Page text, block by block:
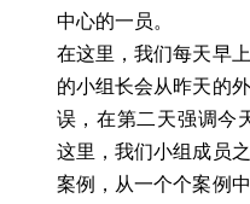
中心的一员。
在这里，我们每天早
的小组长会从昨天的
误，在第二天强调今
这里，我们小组成员
案例，从一个个案例